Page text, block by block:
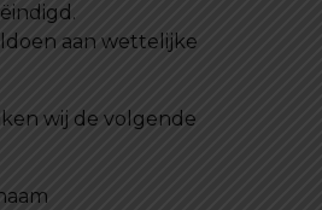
aan wettelijke
wij de volgende